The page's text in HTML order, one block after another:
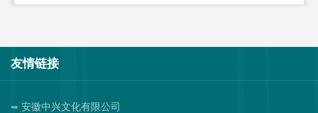
友情链接
安徽中兴文化有限公司